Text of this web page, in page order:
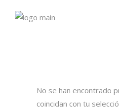
No se han encontrado
coincidan con tu